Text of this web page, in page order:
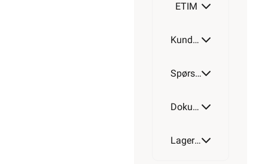
ETIM
Kundeomtale
Spørsmål og svar
Dokumentasjon
Lagerstatus